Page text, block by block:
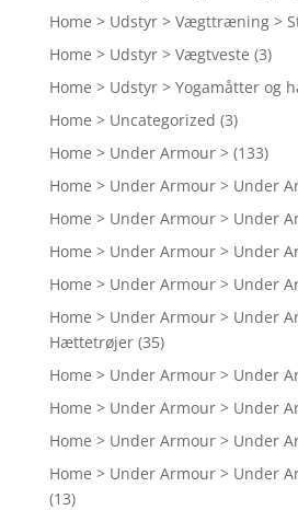
Home > Udstyr > Vægttræning >
Home > Udstyr > Vægtveste (3)
Home > Udstyr > Yogamåtter og
Home > Uncategorized (3)
Home > Under Armour > (133)
Home > Under Armour > Under
Home > Under Armour > Under
Home > Under Armour > Under
Home > Under Armour > Under
Home > Under Armour > Under
Hættetrøjer (35)
Home > Under Armour > Under
Home > Under Armour > Under
Home > Under Armour > Under
Home > Under Armour > Under
(13)